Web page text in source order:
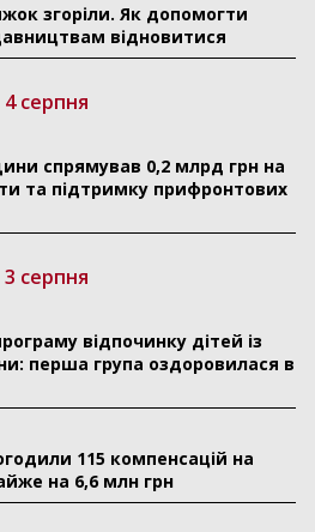
згоріли. Як допомогти
відновитися
4 серпня
спрямував 0,2 млрд грн на
та підтримку прифронтових
3 серпня
відпочинку дітей із
перша група оздоровилася в
115 компенсацій на
на 6,6 млн грн